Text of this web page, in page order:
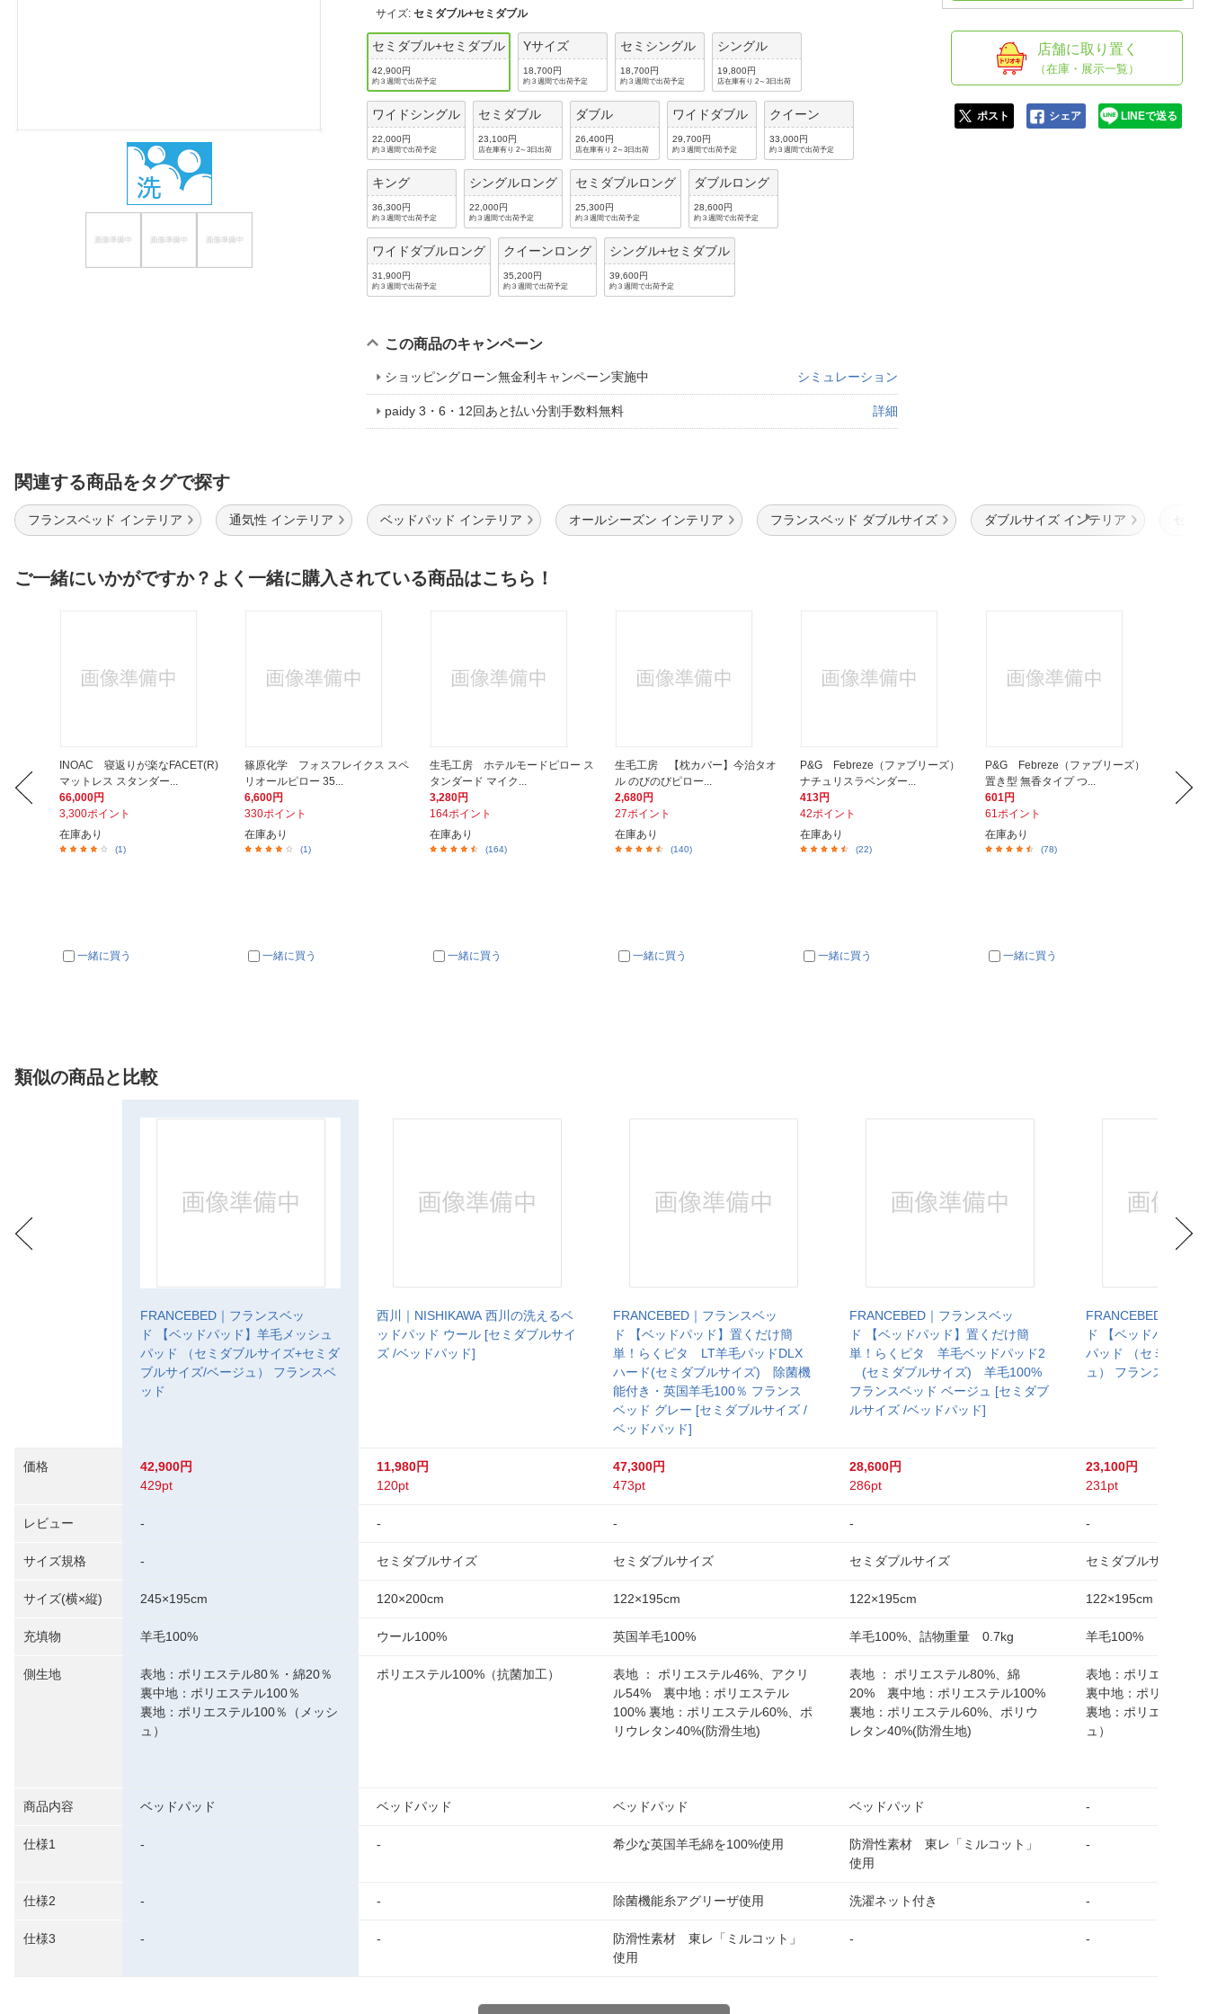
よくある質問・お問合せ
ご利用規約
IR情報
English / 中文
サイズ:セミダブル+セミダブル
セミダブル+セミダブル
42,900円
約３週間で出荷予定
Yサイズ
18,700円
約３週間で出荷予定
セミシングル
18,700円
約３週間で出荷予定
シングル
19,800円
店在庫有り 2～3日出荷
ワイドシングル
22,000円
約３週間で出荷予定
セミダブル
23,100円
店在庫有り 2～3日出荷
ダブル
26,400円
店在庫有り 2～3日出荷
ワイドダブル
29,700円
約３週間で出荷予定
クイーン
33,000円
約３週間で出荷予定
キング
36,300円
約３週間で出荷予定
シングルロング
22,000円
約３週間で出荷予定
セミダブルロング
25,300円
約３週間で出荷予定
ダブルロング
28,600円
約３週間で出荷予定
ワイドダブルロング
31,900円
約３週間で出荷予定
クイーンロング
35,200円
約３週間で出荷予定
シングル+セミダブル
39,600円
約３週間で出荷予定
この商品のキャンペーン
ショッピングローン無金利キャンペーン実施中 シミュレーション
paidy 3・6・12回あと払い分割手数料無料 詳細
店舗に取り置く
（在庫・展示一覧）
ポスト シェア LINEで送る
関連する商品をタグで探す
フランスベッド インテリア 通気性 インテリア ベッドパッド インテリア オールシーズン インテリア フランスベッド ダブルサイズ ダブルサイズ インテリア
ご一緒にいかがですか？よく一緒に購入されている商品はこちら！
INOAC 寝返りが楽なFACET(R)
マットレス スタンダー...
66,000円
3,300ポイント
在庫あり
(1)
一緒に買う
篠原化学 フォスフレイクス スペ
リオールピロー 35...
6,600円
330ポイント
在庫あり
(1)
一緒に買う
生毛工房 ホテルモードピロー ス
タンダード マイク...
3,280円
164ポイント
在庫あり
(164)
一緒に買う
生毛工房 【枕カバー】今治タオ
ル のびのびピロー...
2,680円
27ポイント
在庫あり
(140)
一緒に買う
P&G Febreze（ファブリーズ）
ナチュリスラベンダー...
413円
42ポイント
在庫あり
(22)
一緒に買う
P&G Febreze（ファブリーズ）
置き型 無香タイプ つ...
601円
61ポイント
在庫あり
(78)
一緒に買う
イナ
4,080円
類似の商品と比較
価格
レビュー
サイズ規格
サイズ(横×縦)
充填物
側生地
商品内容
仕様1
仕様2
仕様3
FRANCEBED｜フランスベッ
ド 【ベッドパッド】羊毛メッシュ
パッド （セミダブルサイズ+セミダ
ブルサイズ/ベージュ） フランスベ
ッド
42,900円
429pt
-
-
245×195cm
羊毛100%
表地：ポリエステル80％・綿20％
裏中地：ポリエステル100％
裏地：ポリエステル100％（メッシ
ュ）
ベッドパッド
-
-
-
西川｜NISHIKAWA 西川の洗えるベ
ッドパッド ウール [セミダブルサイ
ズ /ベッドパッド]
11,980円
120pt
-
セミダブルサイズ
120×200cm
ウール100%
ポリエステル100%（抗菌加工）
ベッドパッド
-
-
-
FRANCEBED｜フランスベッ
ド 【ベッドパッド】置くだけ簡
単！らくピタ LT羊毛パッドDLX
ハード(セミダブルサイズ) 除菌機
能付き・英国羊毛100％ フランス
ベッド グレー [セミダブルサイズ /
ベッドパッド]
47,300円
473pt
-
セミダブルサイズ
122×195cm
英国羊毛100%
表地 ： ポリエステル46%、アクリ
ル54% 裏中地：ポリエステル
100% 裏地：ポリエステル60%、ポ
リウレタン40%(防滑生地)
ベッドパッド
希少な英国羊毛綿を100%使用
除菌機能糸アグリーザ使用
防滑性素材 東レ「ミルコット」
使用
FRANCEBED｜フランスベッ
ド 【ベッドパッド】置くだけ簡
単！らくピタ 羊毛ベッドパッド2
(セミダブルサイズ) 羊毛100%
フランスベッド ベージュ [セミダブ
ルサイズ /ベッドパッド]
28,600円
286pt
-
セミダブルサイズ
122×195cm
羊毛100%、詰物重量 0.7kg
表地 ： ポリエステル80%、綿
20% 裏中地：ポリエステル100%
裏地：ポリエステル60%、ポリウ
レタン40%(防滑生地)
ベッドパッド
防滑性素材 東レ「ミルコット」
使用
洗濯ネット付き
-
FRANCEBED｜フラ
ド 【ベッドパッド
パッド （セミダブル
ュ） フランスベッド
23,100円
231pt
-
セミダブルサイズ
122×195cm
羊毛100%
表地：ポリエステル
裏中地：ポリエステ
裏地：ポリエステル
ュ）
-
-
-
-